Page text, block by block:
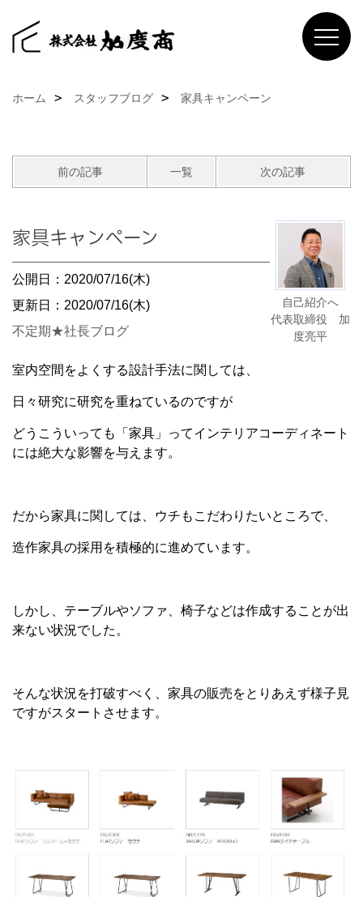
ホーム スタッフブログ 家具キャンペーン
前の記事 一覧 次の記事
自己紹介へ
代表取締役 加
度亮平
家具キャンペーン
公開日：2020/07/16(木)
更新日：2020/07/16(木)
不定期★社長ブログ
室内空間をよくする設計手法に関しては、
日々研究に研究を重ねているのですが
どうこういっても「家具」ってインテリアコーディネート
には絶大な影響を与えます。
だから家具に関しては、ウチもこだわりたいところで、
造作家具の採用を積極的に進めています。
しかし、テーブルやソファ、椅子などは作成することが出
来ない状況でした。
そんな状況を打破すべく、家具の販売をとりあえず様子見
ですがスタートさせます。